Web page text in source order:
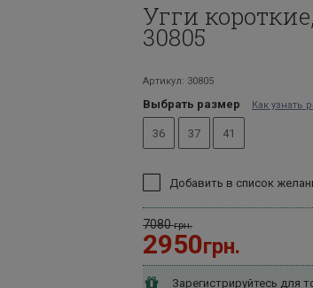
Угги
30805
Артикул: 30805
Выбрать размер Как узнать
36 37 41
Добавить в список
7080грн.
2950грн.
Зарегистрируйтесь для